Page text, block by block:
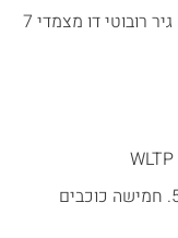
הנעה ותיבת הילוכים: טורבו בנזין, קדמית. גיר רובוטי דו מצמדי 7
בטיחות: ציון איבזור בטיחות 5. חמישה כוכבים